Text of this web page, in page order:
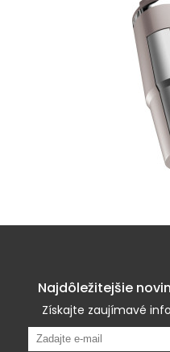
Najdôležitejšie
Získajte zaujímavé